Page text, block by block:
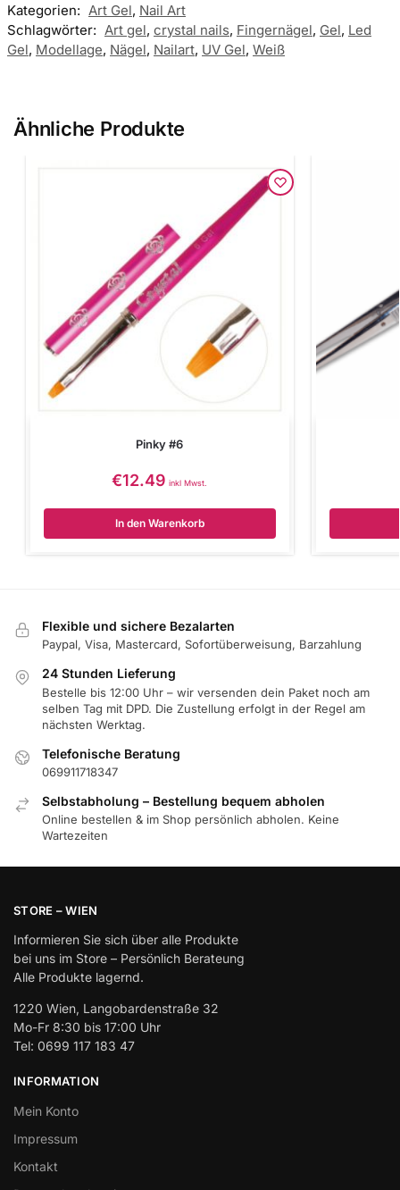
Kategorien: Art Gel, Nail Art
Schlagwörter: Art gel, crystal nails, Fingernägel, Gel, Led
Gel, Modellage, Nägel, Nailart, UV Gel, Weiß
Ähnliche Produkte
Pinky #6
€12.49 inkl Mwst.
In den Warenkorb
Flexible und sichere Bezalarten
Paypal, Visa, Mastercard, Sofortüberweisung, Barzahlung
24 Stunden Lieferung
Bestelle bis 12:00 Uhr – wir versenden dein Paket noch am
selben Tag mit DPD. Die Zustellung erfolgt in der Regel am
nächsten Werktag.
Telefonische Beratung
069911718347
Selbstabholung – Bestellung bequem abholen
Online bestellen & im Shop persönlich abholen. Keine
Wartezeiten
STORE – WIEN
Informieren Sie sich über alle Produkte
bei uns im Store – Persönlich Berateung
Alle Produkte lagernd.
1220 Wien, Langobardenstraße 32
Mo-Fr 8:30 bis 17:00 Uhr
Tel: 0699 117 183 47
INFORMATION
Mein Konto
Impressum
Kontakt